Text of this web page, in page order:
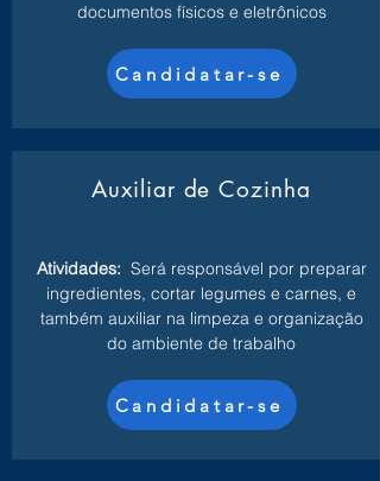
documentos físicos e eletrônicos
Candidatar-se
Auxiliar de Cozinha
Atividades: Será responsável por preparar
ingredientes, cortar legumes e carnes, e
também auxiliar na limpeza e organização
do ambiente de trabalho
Candidatar-se